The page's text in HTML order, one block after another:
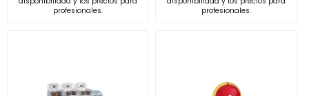
profesionales.
profesionales.